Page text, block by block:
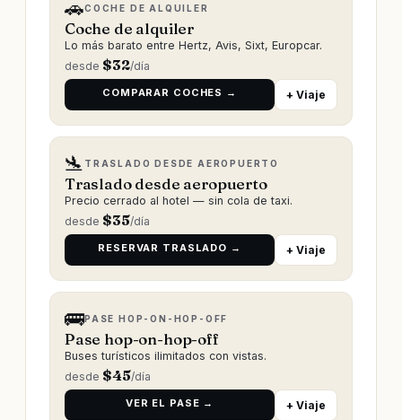
🚗COCHE DE ALQUILER
Coche de alquiler
Lo más barato entre Hertz, Avis, Sixt, Europcar.
desde $32/día
COMPARAR COCHES → + Viaje
🛬 TRASLADO DESDE AEROPUERTO
Traslado desde aeropuerto
Precio cerrado al hotel — sin cola de taxi.
desde $35/día
RESERVAR TRASLADO → + Viaje
🚌PASE HOP-ON-HOP-OFF
Pase hop-on-hop-off
Buses turísticos ilimitados con vistas.
desde $45/día
VER EL PASE → + Viaje